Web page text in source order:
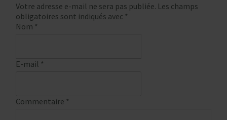
Votre adresse e-mail ne sera pas publiée. Les champs
obligatoires sont indiqués avec *
Commentaire *
Nom *
E-mail *